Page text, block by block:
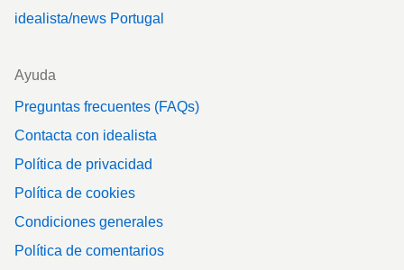
idealista/news Portugal
Ayuda
Preguntas frecuentes (FAQs)
Contacta con idealista
Política de privacidad
Política de cookies
Condiciones generales
Política de comentarios